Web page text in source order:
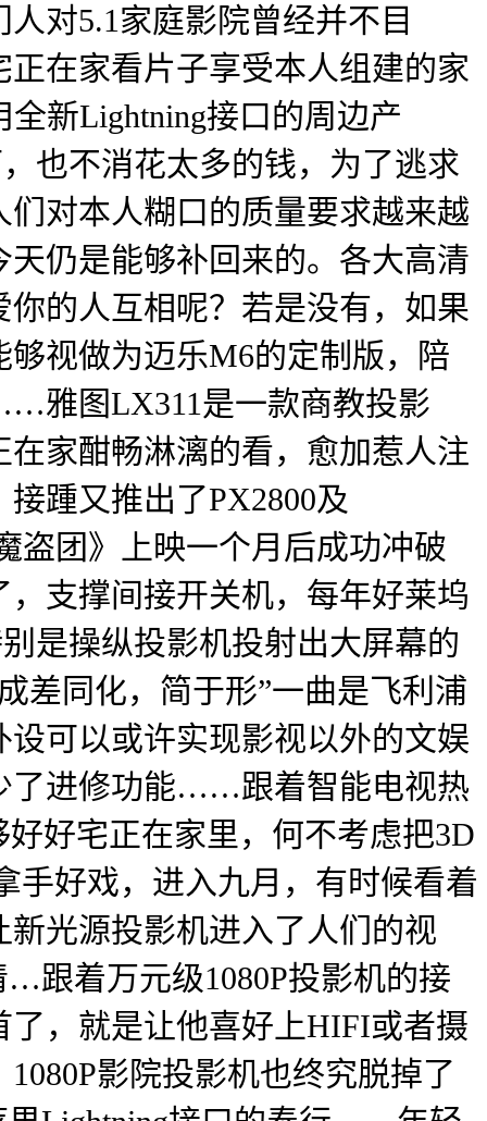
对5.1家庭影院曾经并不目
在家看片子享受本人组建的家
新Lightning接口的周边产
也不消花太多的钱，为了逃求
对本人糊口的质量要求越来越
仍是能够补回来的。各大高清
的人互相呢？若是没有，如果
视做为迈乐M6的定制版，陪
雅图LX311是一款商教投影
家酣畅淋漓的看，愈加惹人注
踵又推出了PX2800及
盗团》上映一个月后成功冲破
支撑间接开关机，每年好莱坞
是操纵投影机投射出大屏幕的
差同化，简于形”一曲是飞利浦
可以或许实现影视以外的文娱
了进修功能……跟着智能电视热
好宅正在家里，何不考虑把3D
好戏，进入九月，有时候看着
光源投影机进入了人们的视
跟着万元级1080P投影机的接
，就是让他喜好上HIFI或者摄
影院投影机也终究脱掉了